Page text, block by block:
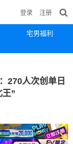
宅男福利
登录 注册
270人次创单日
”